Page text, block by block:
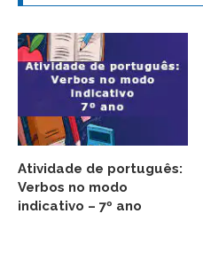
Atividade de português:
Verbos no modo
indicativo – 7º ano